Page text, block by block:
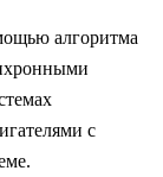
алгоритма
с